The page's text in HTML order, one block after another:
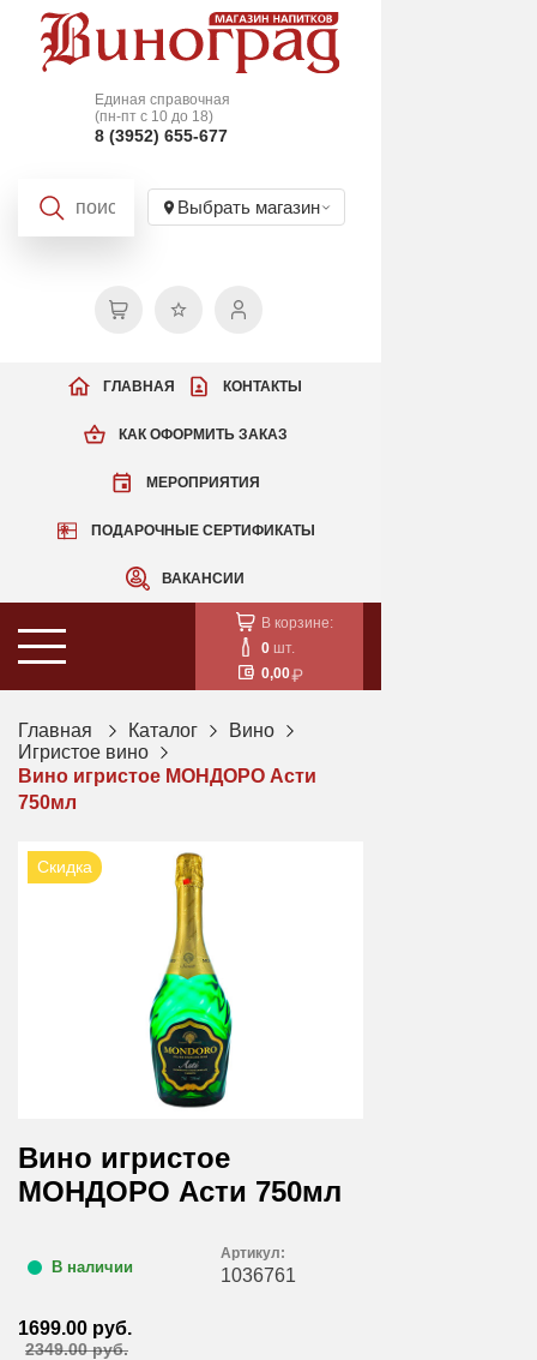
Единая справочная
(пн-пт с 10 до 18)
8 (3952) 655-677
Выбрать магазин
КАК ОФОРМИТЬ ЗАКАЗ
МЕРОПРИЯТИЯ
ПОДАРОЧНЫЕ СЕРТИФИКАТЫ
ВАКАНСИИ
ГЛАВНАЯ КОНТАКТЫ
В корзине:
0 шт.
0,00
Главная Каталог
Вино
Игристое вино
Вино игристое МОНДОРО Асти
750мл
Скидка
Вино игристое
МОНДОРО Асти 750мл
В наличии
Артикул:
1036761
1699.00 руб.
2349.00 руб.